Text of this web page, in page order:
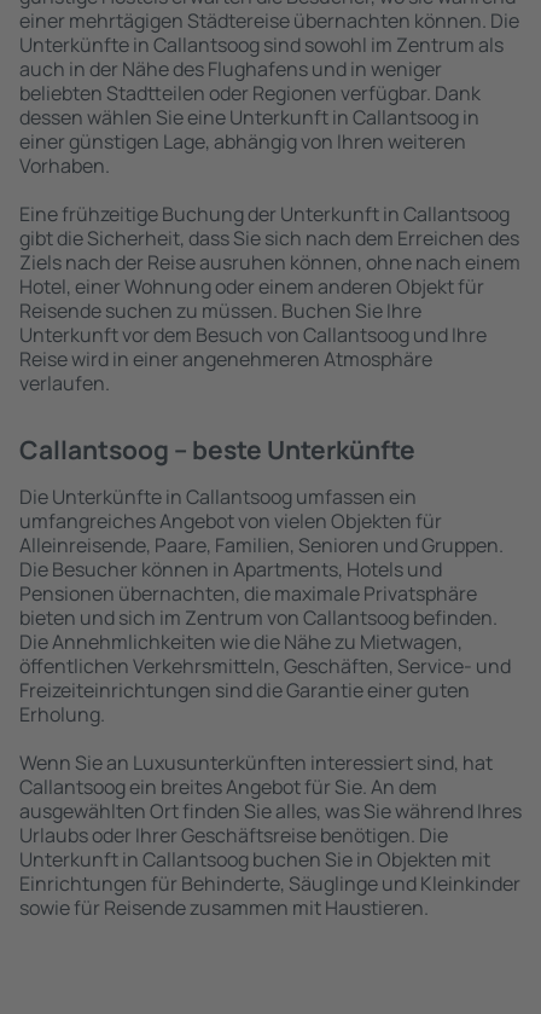
einer mehrtägigen Städtereise übernachten können. Die
Unterkünfte in Callantsoog sind sowohl im Zentrum als
auch in der Nähe des Flughafens und in weniger
beliebten Stadtteilen oder Regionen verfügbar. Dank
dessen wählen Sie eine Unterkunft in Callantsoog in
einer günstigen Lage, abhängig von Ihren weiteren
Vorhaben.
Eine frühzeitige Buchung der Unterkunft in Callantsoog
gibt die Sicherheit, dass Sie sich nach dem Erreichen des
Ziels nach der Reise ausruhen können, ohne nach einem
Hotel, einer Wohnung oder einem anderen Objekt für
Reisende suchen zu müssen. Buchen Sie Ihre
Unterkunft vor dem Besuch von Callantsoog und Ihre
Reise wird in einer angenehmeren Atmosphäre
verlaufen.
Callantsoog – beste Unterkünfte
Die Unterkünfte in Callantsoog umfassen ein
umfangreiches Angebot von vielen Objekten für
Alleinreisende, Paare, Familien, Senioren und Gruppen.
Die Besucher können in Apartments, Hotels und
Pensionen übernachten, die maximale Privatsphäre
bieten und sich im Zentrum von Callantsoog befinden.
Die Annehmlichkeiten wie die Nähe zu Mietwagen,
öffentlichen Verkehrsmitteln, Geschäften, Service- und
Freizeiteinrichtungen sind die Garantie einer guten
Erholung.
Wenn Sie an Luxusunterkünften interessiert sind, hat
Callantsoog ein breites Angebot für Sie. An dem
ausgewählten Ort finden Sie alles, was Sie während Ihres
Urlaubs oder Ihrer Geschäftsreise benötigen. Die
Unterkunft in Callantsoog buchen Sie in Objekten mit
Einrichtungen für Behinderte, Säuglinge und Kleinkinder
sowie für Reisende zusammen mit Haustieren.